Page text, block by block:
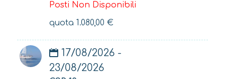
Posti Non Disponibili
quota 1.080,00 €
17/08/2026 -
23/08/2026